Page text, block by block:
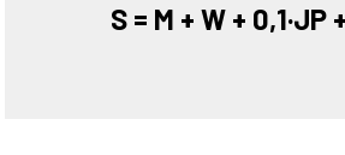
S = M + W + 0,1·JP